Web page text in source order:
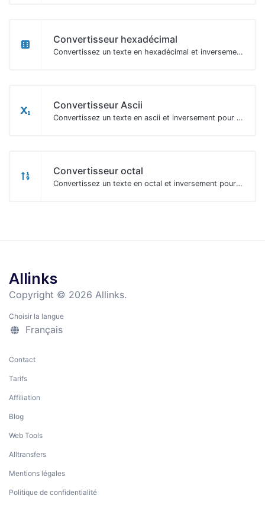
Convertisseur hexadécimal
Convertissez un texte en hexadécimal et inversement pour n'importe quelle chaine.
Convertisseur Ascii
Convertissez un texte en ascii et inversement pour toute entrée de chaîne.
Convertisseur octal
Convertissez un texte en octal et inversement pour n'importe quelle chaine
Allinks
Copyright © 2026 Allinks.
Choisir la langue
Français
Contact
Tarifs
Affiliation
Blog
Web Tools
Alltransfers
Mentions légales
Politique de confidentialité